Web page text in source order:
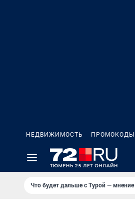
НЕДВИЖИМОСТЬ ПРОМОКОДЫ
Что будет дальше с Турой — мнение